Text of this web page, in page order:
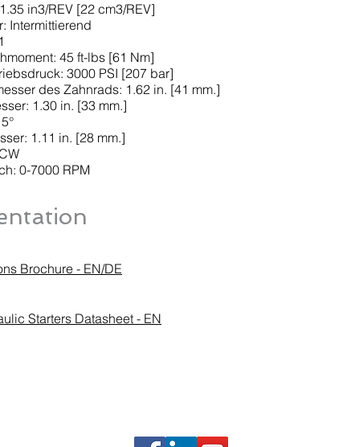
in3/REV [22 cm3/REV]
Intermittierend
45 ft-lbs [61 Nm]
3000 PSI [207 bar]
des Zahnrads: 1.62 in. [41 mm.]
1.30 in. [33 mm.]
1.11 in. [28 mm.]
0-7000 RPM
Brochure - EN/DE
Starters Datasheet - EN